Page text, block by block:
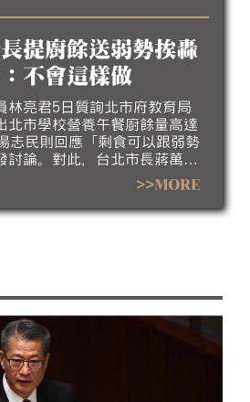
安疑慮下台。對此，行政院
提廚餘送弱勢挨轟
不會這樣做
林亮君5日質詢北市府教育局
北市學校營養午餐廚餘量高達
志民則回應「剩食可以跟弱勢
討論。對此，台北市長蔣萬安
市府不會這樣做，教育局會進
>>MORE